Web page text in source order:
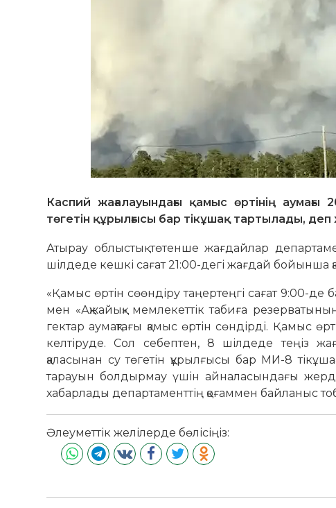
Каспий жағалауындағы қамыс өртінің
төгетін құрылғысы бар тікұшақ тартылады, деп
Атырау облыстық төтенше жағдайлар
шілдеде кешкі сағат 21:00-дегі жағдай бойынша
«Қамыс өртін сөөндіру таңертеңгі сағат 9:00-
мен «Ақжайық» мемлекеттік табиға
гектар аумақтағы қамыс өртін сөндірді. Қамыс
келтіруде. Сол себептен, 8 шілдеде теңіз
қаласынан су төгетін құрылғысы бар МИ-8
тарауын болдырмау үшін айналасындағы
хабарлады департаменттің қоғаммен байланыс
Әлеуметтік желілерде бөлісіңіз: